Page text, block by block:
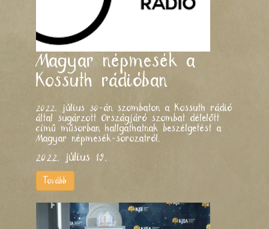
Magyar népmesék a
Kossuth rádióban
2022. július 30-án szombaton a Kossuth rádió
által sugárzott Országjáró szombat délelőtt
című műsorban hallgathatnak beszélgetést a
Magyar népmesék-sorozatról.
2022. július 19.
Tovább